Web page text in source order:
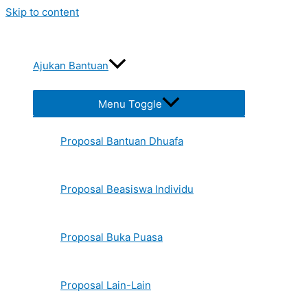
Skip to content
Ajukan Bantuan
Menu Toggle
Proposal Bantuan Dhuafa
Proposal Beasiswa Individu
Proposal Buka Puasa
Proposal Lain-Lain